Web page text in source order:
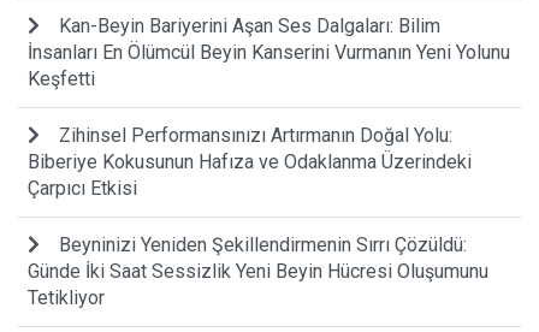
Kan-Beyin Bariyerini Aşan Ses Dalgaları: Bilim
İnsanları En Ölümcül Beyin Kanserini Vurmanın Yeni Yolunu
Keşfetti
Zihinsel Performansınızı Artırmanın Doğal Yolu:
Biberiye Kokusunun Hafıza ve Odaklanma Üzerindeki
Çarpıcı Etkisi
Beyninizi Yeniden Şekillendirmenin Sırrı Çözüldü:
Günde İki Saat Sessizlik Yeni Beyin Hücresi Oluşumunu
Tetikliyor